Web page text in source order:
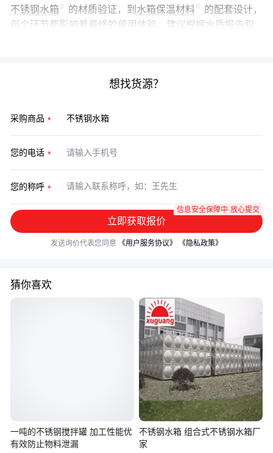
不锈钢水箱
的材质验证，到 水箱保温材料
的配套设计，
每个环节都影响着最终的使用体验。建议根据水质报告和
想找货源？
采购商品
您的电话
您的称呼
立即获取报价
信息安全保障中·放心提交
发送询价代表您同意 《用户服务协议》 《隐私政策》
猜你喜欢
一吨的不锈钢搅拌罐 加工性能优
有效防止物料泄漏
不锈钢水箱 组合式不锈钢水箱厂
家